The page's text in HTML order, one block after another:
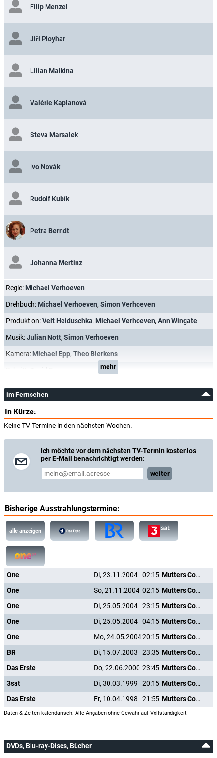
Filip Menzel
Jiří Ployhar
Lilian Malkina
Valérie Kaplanová
Steva Marsalek
Ivo Novák
Rudolf Kubík
Petra Berndt
Johanna Mertinz
Regie: Michael Verhoeven
Drehbuch: Michael Verhoeven, Simon Verhoeven
Produktion:Veit Heiduschka, Michael Verhoeven, Ann Wingate
Musik:Julian Nott, Simon Verhoeven
Kamera: Michael Epp, Theo Bierkens
mehr
im Fernsehen
In Kürze:
Keine TV-Termine in den nächsten Wochen.
Ich möchte vor dem nächsten TV-Termin kostenlos
per E-Mail benachrichtigt werden:
weiter
Bisherige Ausstrahlungstermine:
alle anzeigen
One Di, 23.11.2004 02:15
Mutters Courage
One
So, 21.11.2004 02:15
Mutters Courage
One
Di, 25.05.2004 23:15
Mutters Courage
One
Di, 25.05.2004 04:15
Mutters Courage
One
Mo, 24.05.200420:15
Mutters Courage
BR
Di, 15.07.2003 23:35
Mutters Courage
Das Erste
Do, 22.06.2000 23:45
Mutters Courage
3sat
Di, 30.03.1999 20:15
Mutters Courage
Das Erste
Fr, 10.04.1998 21:55 Mutters Courage
Daten & Zeiten kalendarisch. Alle Angaben ohne Gewähr auf Vollständigkeit.
DVDs, Blu-ray-Discs, Bücher